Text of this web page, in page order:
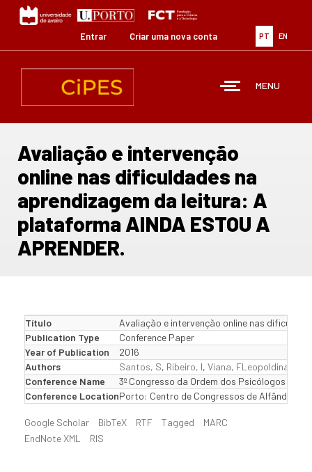
Passar
para
conteúdo
PT EN
Entrar Criar uma nova conta
MENU
Avaliação e intervenção
online nas dificuldades na
aprendizagem da leitura: A
plataforma AINDA ESTOU A
APRENDER.
Título
Avaliação e intervenção online nas
Publication Type
Conference Paper
Year of Publication
2016
Authors
Santos, S, Ribeiro, I, Viana, FLeopoldina
Conference Name
3º Congresso da Ordem dos Psicólogos
Conference LocationPorto: Centro de Congressos de Alfândega
Google Scholar BibTeX RTF Tagged
MARC
EndNote XML
RIS